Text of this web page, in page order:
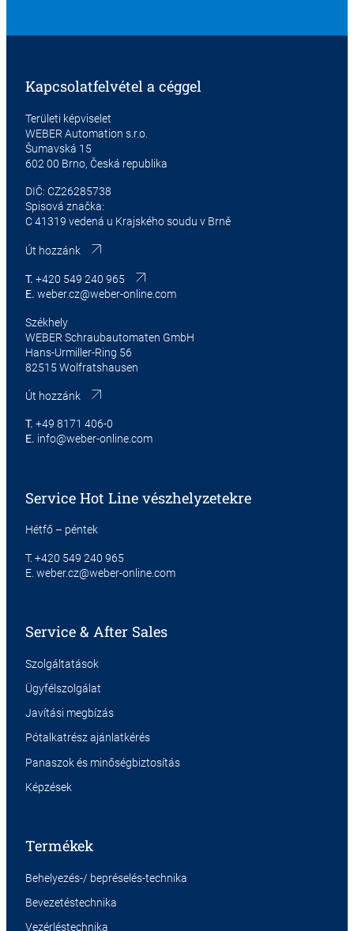
Kapcsolatfelvétel a céggel
Területi képviselet
WEBER Automation s.r.o.
Šumavská 15
602 00 Brno, Česká republika
DIČ: CZ26285738
Spisová značka:
C 41319 vedená u Krajského soudu v Brně
Út hozzánk
T. +420 549 240 965
E. weber.cz@weber-online.com
Székhely
WEBER Schraubautomaten GmbH
Hans-Urmiller-Ring 56
82515 Wolfratshausen
Út hozzánk
T. +49 8171 406-0
E. info@weber-online.com
Service Hot Line vészhelyzetekre
Hétfő – péntek
T. +420 549 240 965
E. weber.cz@weber-online.com
Service & After Sales
Szolgáltatások
Ügyfélszolgálat
Javítási megbízás
Pótalkatrész ajánlatkérés
Panaszok és minőségbiztosítás
Képzések
Termékek
Behelyezés-/ bepréselés-technika
Bevezetéstechnika
Vezérléstechnika